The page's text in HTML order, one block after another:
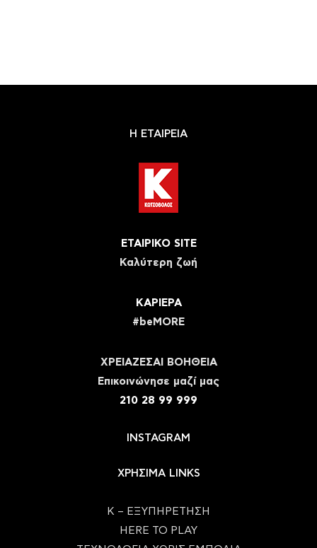
Η ΕΤΑΙΡΕΙΑ
ΕΤΑΙΡΙΚΟ SITE
Καλύτερη ζωή
ΚΑΡΙΕΡΑ
#beMORE
ΧΡΕΙΑΖΕΣΑΙ ΒΟΗΘΕΙΑ
Eπικοινώνησε μαζί μας
210 28 99 999
INSTAGRAM
ΧΡΗΣΙΜΑ LINKS
Κ – ΕΞΥΠΗΡΕΤΗΣΗ
HERE TO PLAY